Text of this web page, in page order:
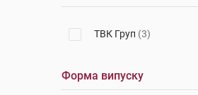
ТВК Груп (3)
Форма випуску